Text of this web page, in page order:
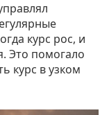
курс рос, и
Это помогало
курс в узком